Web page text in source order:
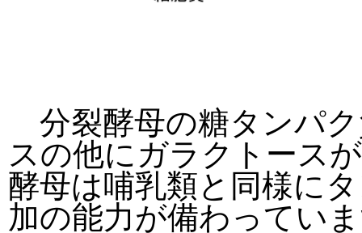
分裂酵母の糖タンパ
スの他にガラクトース
酵母は哺乳類と同様に
加の能力が備わってい